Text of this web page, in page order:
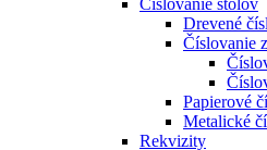
Číslovanie stolov
Drevené
Číslovanie
Papierové
Metalické
Rekvizity